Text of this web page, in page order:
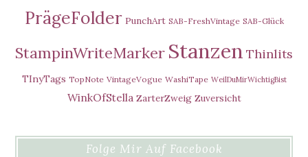
PrägeFolder PunchArt SAB-FreshVintage SAB-Glück
StampinWriteMarker Stanzen Thinlits
TInyTags TopNote VintageVogue WashiTape WeilDuMirWichtigBist
WinkOfStella ZarterZweig Zuversicht
Folge Mir Auf Facebook